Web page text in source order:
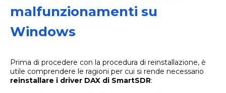
malfunzionamenti su
Windows
Prima di procedere con la procedura di reinstallazione, è
utile comprendere le ragioni per cui si rende necessario
reinstallare i driver DAX di SmartSDR: